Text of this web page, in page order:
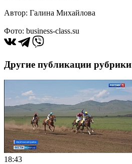
Автор: Галина Михайлова
Фото: business-class.su
Другие публикации рубрики
18:43